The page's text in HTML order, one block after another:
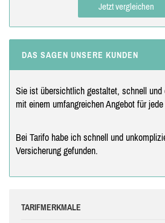
Jetzt vergleichen
DAS SAGEN UNSERE KUNDEN
Sie ist übersichtlich gestaltet, schnell und
mit einem umfangreichen Angebot für
Bei Tarifo habe ich schnell und
Versicherung gefunden.
TARIFMERKMALE